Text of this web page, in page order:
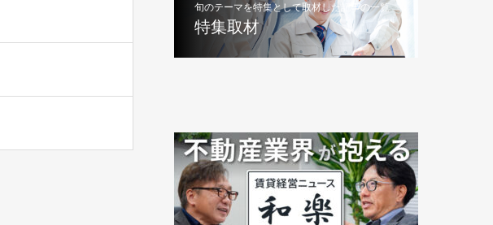
旬のテーマを特集として取材した記事の一覧
特集取材